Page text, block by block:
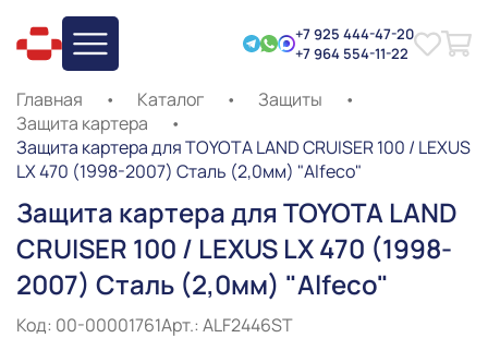
+7 925 444-47-20
+7 964 554-11-22
Главная • Каталог • Защиты
•
Защита картера
•
Защита картера для TOYOTA LAND CRUISER 100 / LEXUS
LX 470 (1998-2007) Сталь (2,0мм) "Alfeco"
Защита картера для TOYOTA LAND
CRUISER 100 / LEXUS LX 470 (1998-
2007) Сталь (2,0мм) "Alfeco"
Код: 00-00001761Арт.: ALF2446ST